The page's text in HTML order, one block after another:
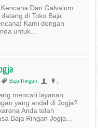
Dan Galvalum
di Toko Baja
Kami dengan
untuk...
, Baja Ringan U ? ,
mencari layanan
yang andal di Jogja?
Anda telah
Baja Ringan Jogja...